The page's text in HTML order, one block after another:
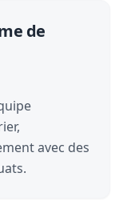
de
avec des